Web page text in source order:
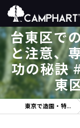
台東区で
と注意、
功の秘訣
東
東京で造園・特殊伐採を行うカンファルト株式会社